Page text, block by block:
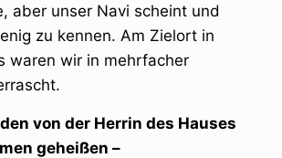
aber unser Navi scheint und
zu kennen. Am Zielort in
waren wir in mehrfacher
von der Herrin des Hauses
geheißen –